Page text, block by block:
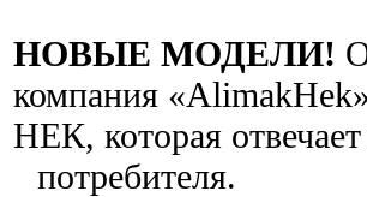
НОВЫЕ МОДЕЛИ!
компания
НЕК, которая
потребителя.